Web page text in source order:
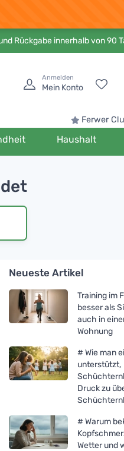
Rückgabe innerhalb von 90
Anmelden
Mein Konto
Ferwer
Haushalt
Neueste Artikel
Training im
besser als
auch in
Wohnung
# Wie man
unterstützt,
Druck zu
# Warum
Wetter und